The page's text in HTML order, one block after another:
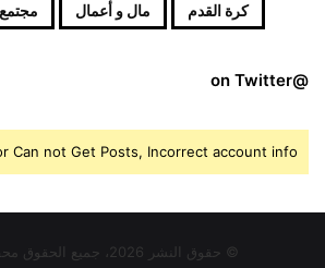
كرة القدم مال و أعمال مجتمع
@on Twitter
Can not Get Posts, Incorrect account info.
© حقوق النشر 2026، جميع الحقوق محفوظة |